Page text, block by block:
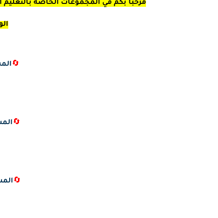
مرحبا بكم في المجموعات الخاصة
🔄
🔄
🔄